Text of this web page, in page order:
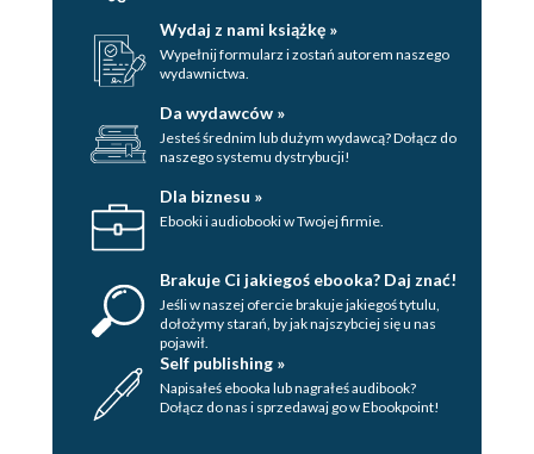
Wydaj z nami książkę »
Wypełnij formularz i zostań autorem naszego
wydawnictwa.
Da wydawców »
Jesteś średnim lub dużym wydawcą? Dołącz do
naszego systemu dystrybucji!
Dla biznesu »
Ebooki i audiobooki w Twojej firmie.
Brakuje Ci jakiegoś ebooka? Daj znać!
Jeśli w naszej ofercie brakuje jakiegoś tytulu,
dołożymy starań, by jak najszybciej się u nas
pojawił.
Self publishing »
Napisałeś ebooka lub nagrałeś audibook?
Dołącz do nas i sprzedawaj go w Ebookpoint!